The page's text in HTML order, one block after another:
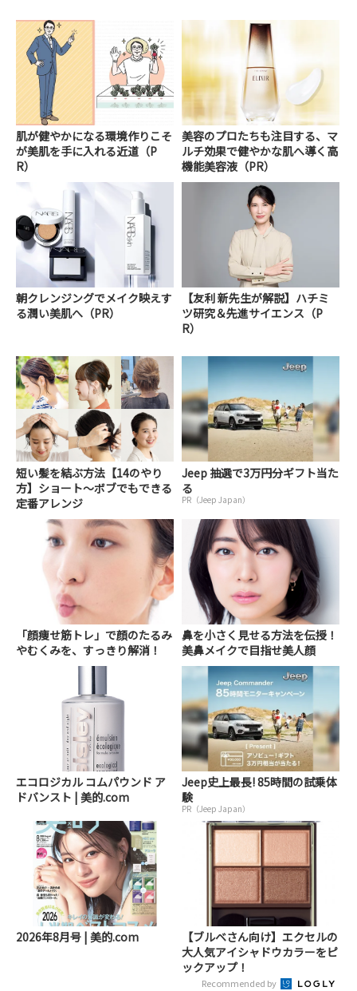
肌が健やかになる環境作りこそ
が美肌を手に入れる近道（P
R）
美容のプロたちも注目する、マ
ルチ効果で健やかな肌へ導く高
機能美容液（PR）
朝クレンジングでメイク映えす
る潤い美肌へ（PR）
【友利 新先生が解説】ハチミ
ツ研究＆先進サイエンス（P
R）
短い髪を結ぶ方法【14のやり
方】ショート～ボブでもできる
定番アレンジ
Jeep 抽選で3万円分ギフト当た
る
PR（Jeep Japan）
「顔痩せ筋トレ」で顔のたるみ
やむくみを、すっきり解消！
鼻を小さく見せる方法を伝授！
美鼻メイクで目指せ美人顔
エコロジカル コムパウンド ア
ドバンスト | 美的.com
Jeep史上最長! 85時間の試乗体
験
PR（Jeep Japan）
2026年8月号 | 美的.com
【ブルベさん向け】エクセルの
大人気アイシャドウカラーをピ
ックアップ！
Recommended by